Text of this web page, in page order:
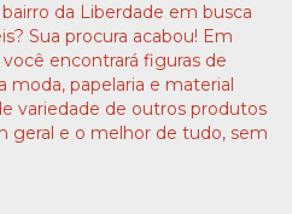
da Liberdade em busca
Sua procura acabou! Em
encontrará figuras de
moda, papelaria e material
variedade de outros produtos
geral e o melhor de tudo, sem